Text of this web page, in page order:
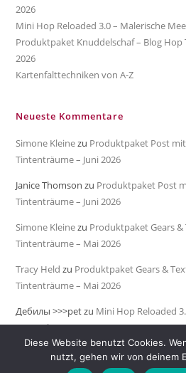
2026
Mini Hop Reloaded 3.0 – Malerische
Produktpaket Knuddelschaf – Blog
2026
Kartenfalttechniken von A-Z
Neueste Kommentare
Simone Kleinezu Produktpaket Post
Tintenträume – Juni 2026
Janice Thomson zu Produktpaket Post
Tintenträume – Juni 2026
Simone Kleinezu Produktpaket Gears
Tintenträume – Mai 2026
Tracy Held zu Produktpaket Gears &
Tintenträume – Mai 2026
Дебилы >>>petzu Mini Hop Reloaded
Meeresküste
Diese Website benutzt Cookies.
nutzt, gehen wir von deinem